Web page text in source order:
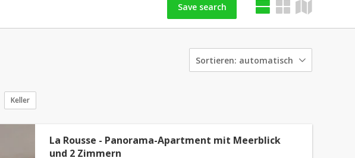
Sortieren: automatisch
Save search
Keller
La Rousse - Panorama-Apartment mit Meerblick
und 2 Zimmern